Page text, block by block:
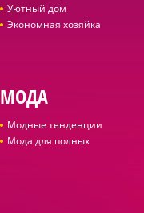
Уютный дом
Экономная хозяйка
МОДА
Модные тенденции
Мода для полных